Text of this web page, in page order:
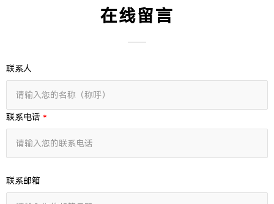
在线留言
联系人
联系电话
联系邮箱